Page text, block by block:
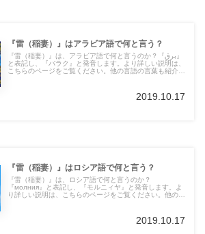
『雷（稲妻）』はアラビア語で何と言う？
『雷（稲妻）』は、アラビア語で何と言うのか？『برق』
と表記し、『バラク』と発音します。より詳しい説明は、
こちらのページをご覧ください。他の言語の言葉も紹介し
2019.10.17
『雷（稲妻）』はロシア語で何と言う？
『雷（稲妻）』は、ロシア語で何と言うのか？
『молния』と表記し、『モルニィヤ』と発音します。よ
り詳しい説明は、こちらのページをご覧ください。他の言
2019.10.17